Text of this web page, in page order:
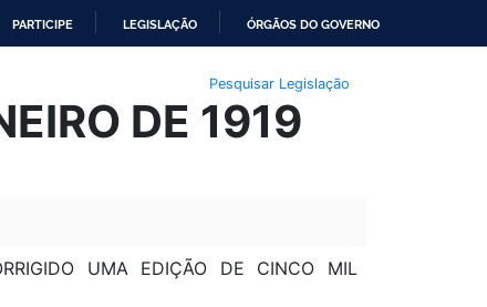
PARTICIPE LEGISLAÇÃO ÓRGÃOS DO GOVERNO
Pesquisar Legislação
DE 1919
UMA EDIÇÃO DE CINCO MIL